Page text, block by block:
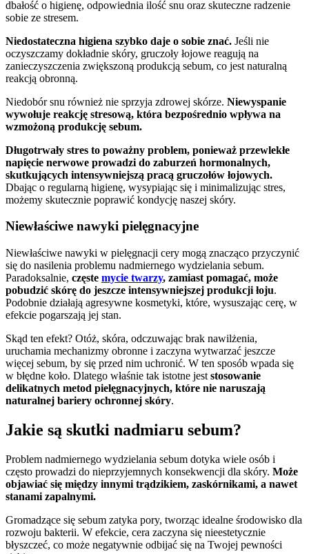
dbałość o higienę, odpowiednia ilość snu oraz skuteczne radzenie
sobie ze stresem.
Niedostateczna higiena szybko daje o sobie znać. Jeśli nie
oczyszczamy dokładnie skóry, gruczoły łojowe reagują na
zanieczyszczenia zwiększoną produkcją sebum, co jest naturalną
reakcją obronną.
Niedobór snu również nie sprzyja zdrowej skórze. Niewyspanie
wywołuje reakcję stresową, która bezpośrednio wpływa na
wzmożoną produkcję sebum.
Długotrwały stres to poważny problem, ponieważ przewlekłe
napięcie nerwowe prowadzi do zaburzeń hormonalnych,
skutkujących intensywniejszą pracą gruczołów łojowych.
Dbając o regularną higienę, wysypiając się i minimalizując stres,
możemy skutecznie poprawić kondycję naszej skóry.
Niewłaściwe nawyki pielęgnacyjne
Niewłaściwe nawyki w pielęgnacji cery mogą znacząco przyczynić
się do nasilenia problemu nadmiernego wydzielania sebum.
Paradoksalnie, częste mycie twarzy, zamiast pomagać, może
pobudzić skórę do jeszcze intensywniejszej produkcji łoju.
Podobnie działają agresywne kosmetyki, które, wysuszając cerę, w
efekcie pogarszają jej stan.
Skąd ten efekt? Otóż, skóra, odczuwając brak nawilżenia,
uruchamia mechanizmy obronne i zaczyna wytwarzać jeszcze
więcej sebum, by się przed nim uchronić. W ten sposób wpada się
w błędne koło. Dlatego właśnie tak istotne jest stosowanie
delikatnych metod pielęgnacyjnych, które nie naruszają
naturalnej bariery ochronnej skóry.
Jakie są skutki nadmiaru sebum?
Problem nadmiernego wydzielania sebum dotyka wiele osób i
często prowadzi do nieprzyjemnych konsekwencji dla skóry. Może
objawiać się między innymi trądzikiem, zaskórnikami, a nawet
stanami zapalnymi.
Gromadzące się sebum zatyka pory, tworząc idealne środowisko dla
rozwoju bakterii. W efekcie, cera zaczyna się nieestetycznie
błyszczeć, co może negatywnie odbijać się na Twojej pewności